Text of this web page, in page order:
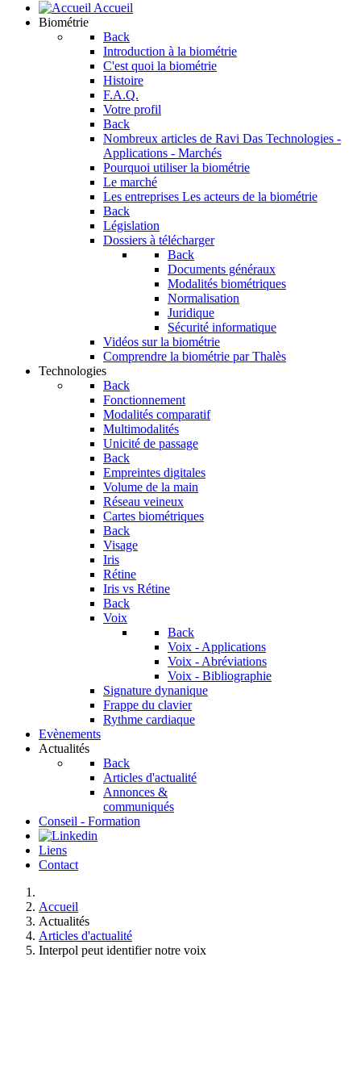
Accueil
Biométrie
Back
Introduction à la biométrie
C'est quoi la biométrie
Histoire
F.A.Q.
Votre profil
Back
Nombreux articles de Ravi Das Technologies -
Applications - Marchés
Pourquoi utiliser la biométrie
Le marché
Les entreprises Les acteurs de la biométrie
Back
Législation
Dossiers à télécharger
Back
Documents généraux
Modalités biométriques
Normalisation
Juridique
Sécurité informatique
Vidéos sur la biométrie
Comprendre la biométrie par Thalès
Technologies
Back
Fonctionnement
Modalités comparatif
Multimodalités
Unicité de passage
Back
Empreintes digitales
Volume de la main
Réseau veineux
Cartes biométriques
Back
Visage
Iris
Rétine
Iris vs Rétine
Back
Voix
Back
Voix - Applications
Voix - Abréviations
Voix - Bibliographie
Signature dynanique
Frappe du clavier
Rythme cardiaque
Evènements
Actualités
Back
Articles d'actualité
Annonces &
communiqués
Conseil - Formation
Liens
Contact
Accueil
Actualités
Articles d'actualité
Interpol peut identifier notre voix